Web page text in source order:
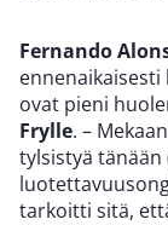
Fernando
ovat pieni
Frylle. –
tylsistyä
tarkoitti sitä,